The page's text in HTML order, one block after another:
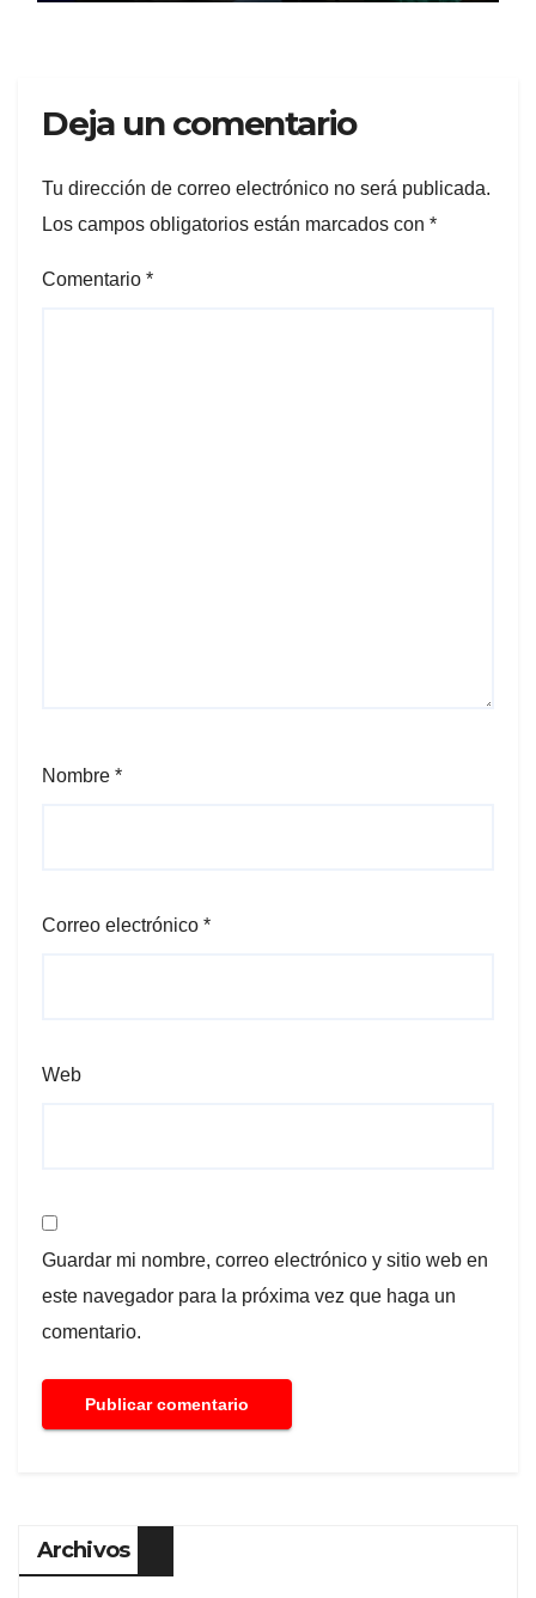
Deja un comentario
Tu dirección de correo electrónico no será publicada.
Los campos obligatorios están marcados con *
Comentario *
Nombre *
Correo electrónico *
Web
Guardar mi nombre, correo electrónico y sitio web en
este navegador para la próxima vez que haga un
comentario.
Archivos